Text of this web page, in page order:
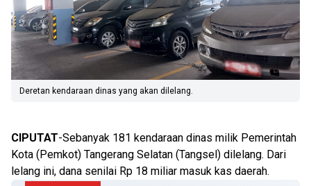
Deretan kendaraan dinas yang akan dilelang.
CIPUTAT-Sebanyak 181 kendaraan dinas milik Pemerintah
Kota (Pemkot) Tangerang Selatan (Tangsel) dilelang. Dari
lelang ini, dana senilai Rp 18 miliar masuk kas daerah.